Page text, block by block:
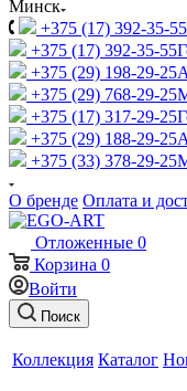
Минск
+375 (17) 392-35-55
+375 (17) 392-35-55
+375 (29) 198-29-25
+375 (29) 768-29-25
+375 (17) 317-29-25
+375 (29) 188-29-25
+375 (33) 378-29-25
О бренде Оплата и
Отложенные 0
Корзина 0
Войти
Поиск
Коллекция Каталог